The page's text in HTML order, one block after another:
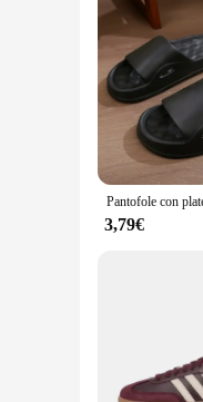
Features:
The
that offers
wardrobe.
**Versatility
The
bustling
available,
The
store or
diverse
3,79€